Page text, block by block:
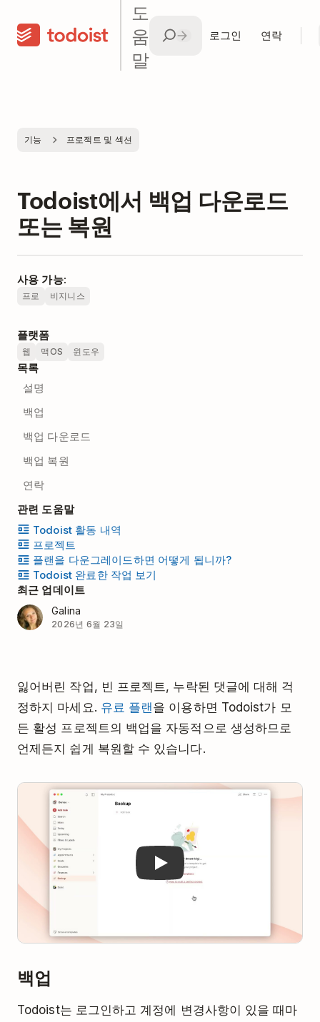
도
움
말
로그인 연락
기능 프로젝트 및 섹션
Todoist에서 백업 다운로드
또는 복원
사용 가능:
프로 비지니스
플랫폼
웹 맥OS 윈도우
목록
설명
백업
백업 다운로드
백업 복원
연락
관련 도움말
Todoist 활동 내역
프로젝트
플랜을 다운그레이드하면 어떻게 됩니까?
Todoist 완료한 작업 보기
최근 업데이트
Galina
2026년 6월 23일
잃어버린 작업, 빈 프로젝트, 누락된 댓글에 대해 걱
정하지 마세요. 유료 플랜을 이용하면 Todoist가 모
든 활성 프로젝트의 백업을 자동적으로 생성하므로
언제든지 쉽게 복원할 수 있습니다.
Play
백업
Todoist는 로그인하고 계정에 변경사항이 있을 때마